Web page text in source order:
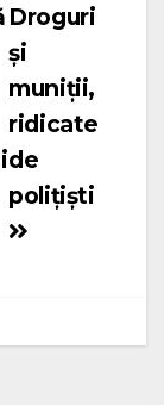
Droguri
și
muniții,
ridicate
de
polițiști